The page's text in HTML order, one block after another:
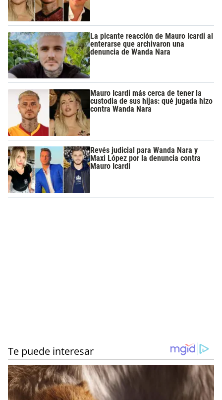
La picante reacción de Mauro Icardi al
enterarse que archivaron una
denuncia de Wanda Nara
Mauro Icardi más cerca de tener la
custodia de sus hijas: qué jugada hizo
contra Wanda Nara
Revés judicial para Wanda Nara y
Maxi López por la denuncia contra
Mauro Icardi